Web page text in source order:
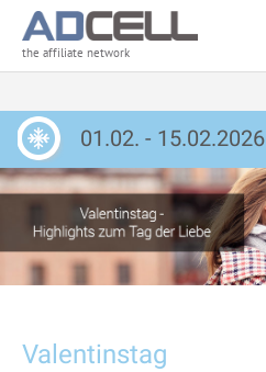
the affiliate network
01.02. - 15.02.2026
Valentinstag